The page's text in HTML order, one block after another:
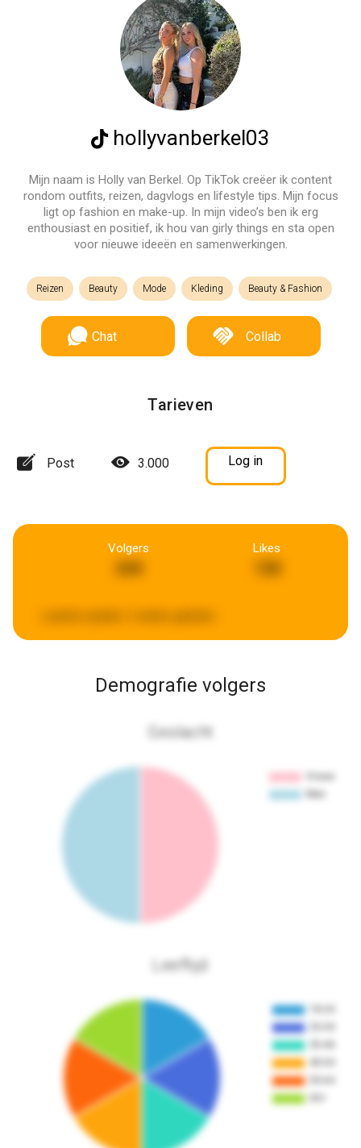
hollyvanberkel03
Mijn naam is Holly van Berkel. Op TikTok creëer ik content
rondom outfits, reizen, dagvlogs en lifestyle tips. Mijn focus
ligt op fashion en make-up. In mijn video’s ben ik erg
enthousiast en positief, ik hou van girly things en sta open
voor nieuwe ideeën en samenwerkingen.
Reizen Beauty Mode Kleding Beauty & Fashion
Chat Collab
Tarieven
Post 3.000 Log in
Volgers
244
Likes
Demografie volgers
Geslacht
Leeftijd